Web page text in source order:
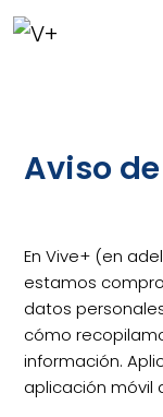
Aviso
En Vive+ (en
estamos
datos
cómo
información.
aplicación móvil